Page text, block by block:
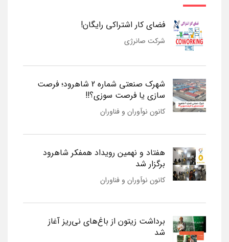
فضای کار اشتراکی رایگان!
شرکت صانرژی
شهرک صنعتی شماره 2 شاهرود؛ فرصت
سازی یا فرصت سوزی؟!!
کانون نوآوران و فناوران
هفتاد و نهمین رویداد همفکر شاهرود
برگزار شد
کانون نوآوران و فناوران
برداشت زیتون از باغ‌های نی‌ریز آغاز
شد